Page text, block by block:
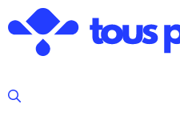
au
contenu